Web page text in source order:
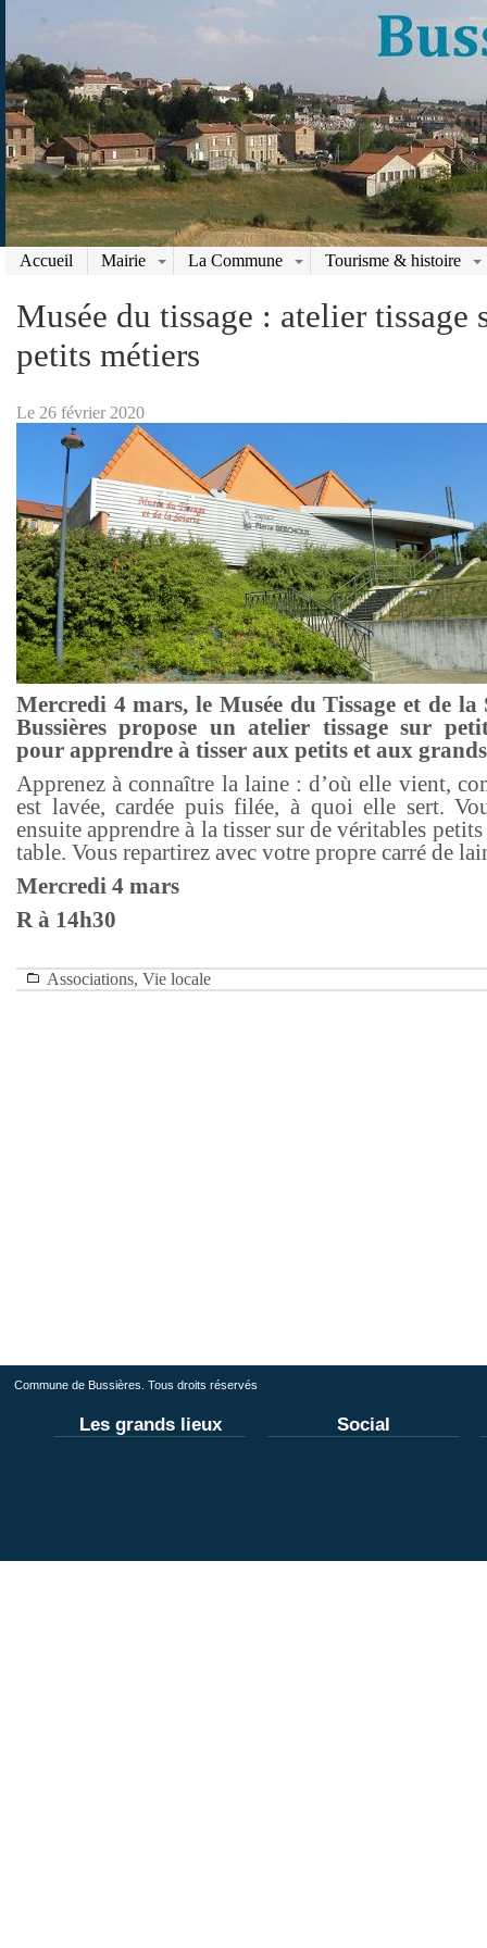
Accueil Mairie La Commune Tourisme & histoire
Musée du tissage : atelier tissage
petits métiers
Le 26 février 2020
Mercredi 4 mars, le Musée du Tissage et de la
Bussières propose un atelier tissage sur
pour apprendre à tisser aux petits et aux
Apprenez à connaître la laine : d’où elle vient,
est lavée, cardée puis filée, à quoi elle sert.
ensuite apprendre à la tisser sur de véritables
table. Vous repartirez avec votre propre carré de
Mercredi 4 mars
R à 14h30
Associations, Vie locale
Commune de Bussières. Tous droits réservés
Les grands lieux Social